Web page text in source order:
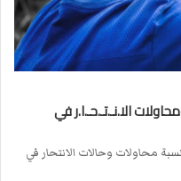
الا.نـ.تـ.حـ.ا.ر في
محاولات وحالات الانتحار في